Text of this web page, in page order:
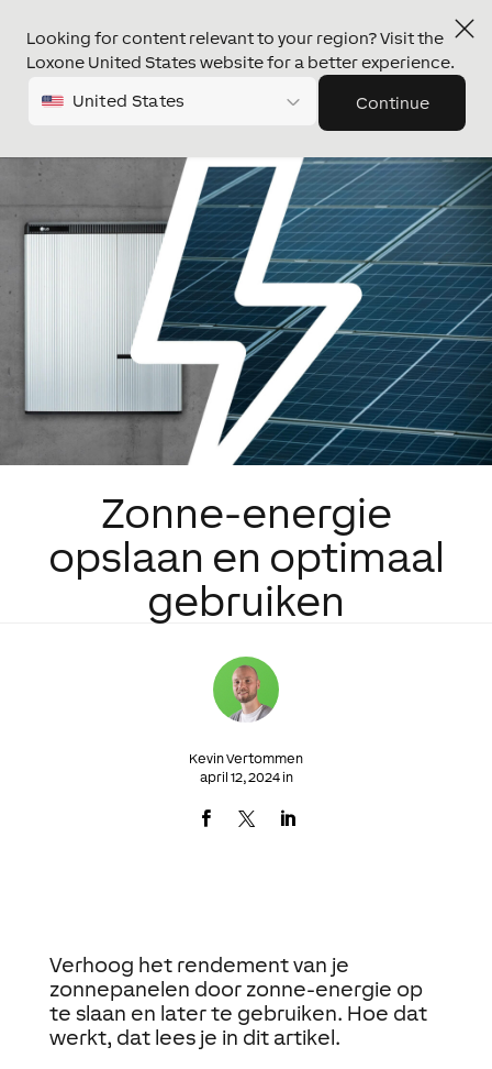
Looking for content relevant to your region? Visit the
Loxone United States website for a better experience.
United States Continue
Zonne-energie
opslaan en optimaal
gebruiken
Kevin Vertommen
april 12, 2024 in
Verhoog het rendement van je
zonnepanelen door zonne-energie op
te slaan en later te gebruiken. Hoe dat
werkt, dat lees je in dit artikel.